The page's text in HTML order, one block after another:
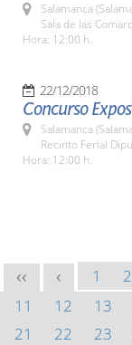
Salamanca
Sala de las
Hora: 12:00 h.
22/12/2018
Concurso
Salamanca
Recinto Ferial
Hora: 12:00 h.
<< < 1 2
11
12 13
21
22 23